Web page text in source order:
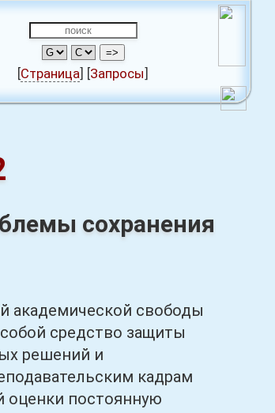
[Страница] [Запросы]
сохранения
академической свободы
средство защиты
решений и
кадрам
оценки постоянную